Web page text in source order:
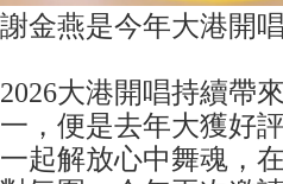
謝金燕是今年大港開
2026大港開唱持續帶
一，便是去年大獲好
一起解放心中舞魂，